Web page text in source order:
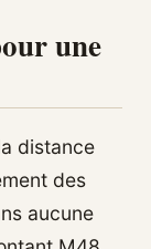
une
distance
des
aucune